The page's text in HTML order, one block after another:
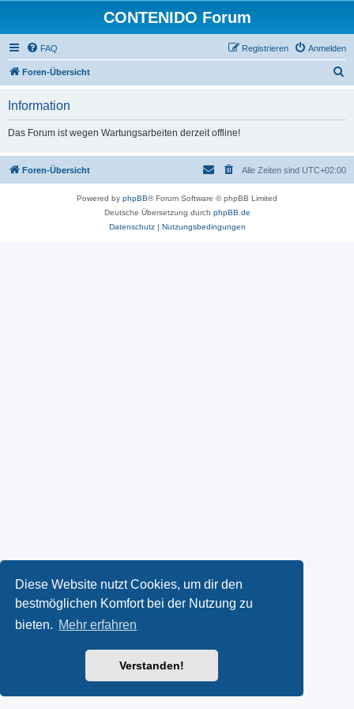
Diese Website nutzt Cookies, um dir den
bestmöglichen Komfort bei der Nutzung zu
bieten. Mehr erfahren
Verstanden!
CONTENIDO Forum
FAQ Anmelden
Registrieren
Foren-Übersicht
Information
Das Forum ist wegen Wartungsarbeiten derzeit offline!
Foren-Übersicht Alle Zeiten sind UTC+02:00
Powered by phpBB® Forum Software © phpBB Limited
Deutsche Übersetzung durch phpBB.de
Datenschutz| Nutzungsbedingungen